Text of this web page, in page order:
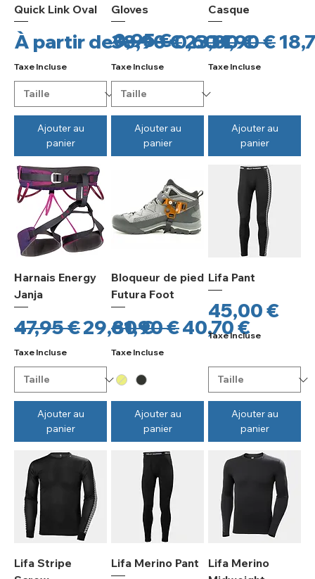
Quick Link Oval
À partir de
Prix original0,95 €0,60 €
Prix promotionnel
Taxe Incluse
Ajouter au
panier
Gloves
Prix original
38,90 €Prix
23,80 €
Taxe Incluse
Ajouter au
panier
Casque
Prix
31,90 €
Taxe Incluse
Ajouter au
panier
Harnais Energy
Janja
Prix original
47,95 €Prix promotionnel
29,80 €
Taxe Incluse
Ajouter au
panier
Bloqueur de pied
Futura Foot
Prix original
61,90 €Prix
40,70 €
Taxe Incluse
Ajouter au
panier
Lifa Pant
Prix
45,00 €
Taxe Incluse
Ajouter au
panier
Lifa Stripe
Lifa Merino Pant
Lifa Merino